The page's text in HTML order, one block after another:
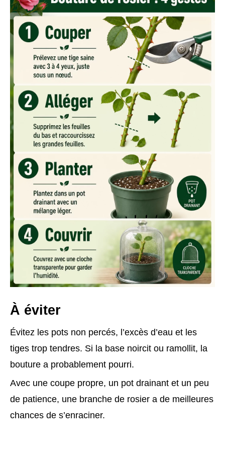
À éviter
Évitez les pots non percés, l’excès d’eau et les
tiges trop tendres. Si la base noircit ou ramollit, la
bouture a probablement pourri.
Avec une coupe propre, un pot drainant et un peu
de patience, une branche de rosier a de meilleures
chances de s’enraciner.